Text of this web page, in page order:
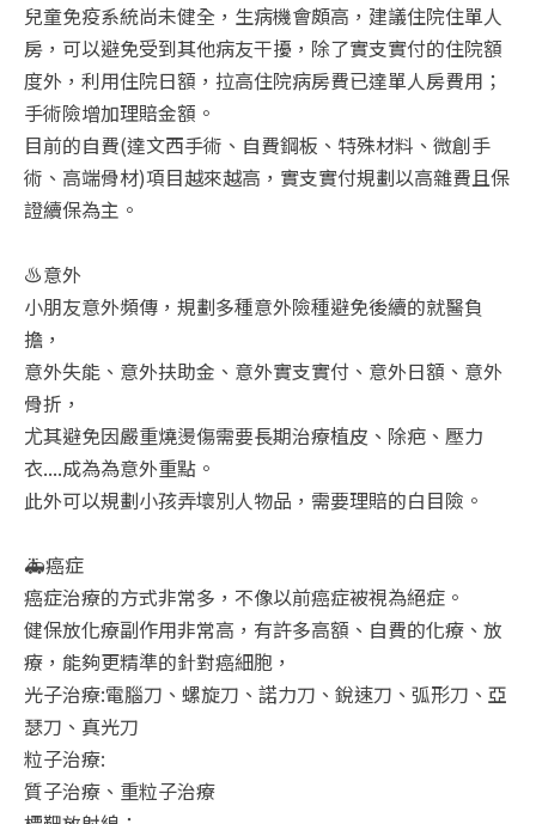
兒童免疫系統尚未健全，生病機會頗高，建議住院住單人
房，可以避免受到其他病友干擾，除了實支實付的住院額
度外，利用住院日額，拉高住院病房費已達單人房費用；
手術險增加理賠金額。
目前的自費(達文西手術、自費鋼板、特殊材料、微創手
術、高端骨材)項目越來越高，實支實付規劃以高雜費且保
證續保為主。
♨️意外
小朋友意外頻傳，規劃多種意外險種避免後續的就醫負
擔，
意外失能、意外扶助金、意外實支實付、意外日額、意外
骨折，
尤其避免因嚴重燒燙傷需要長期治療植皮、除疤、壓力
衣....成為為意外重點。
此外可以規劃小孩弄壞別人物品，需要理賠的白目險。
🚑癌症
癌症治療的方式非常多，不像以前癌症被視為絕症。
健保放化療副作用非常高，有許多高額、自費的化療、放
療，能夠更精準的針對癌細胞，
光子治療:電腦刀、螺旋刀、諾力刀、銳速刀、弧形刀、亞
瑟刀、真光刀
粒子治療:
質子治療、重粒子治療